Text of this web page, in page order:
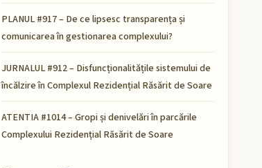
PLANUL #917 – De ce lipsesc transparența și
comunicarea în gestionarea complexului?
JURNALUL #912 – Disfuncționalitățile sistemului de
încălzire în Complexul Rezidențial Răsărit de Soare
ATENTIA #1014 – Gropi și denivelări în parcările
Complexului Rezidențial Răsărit de Soare